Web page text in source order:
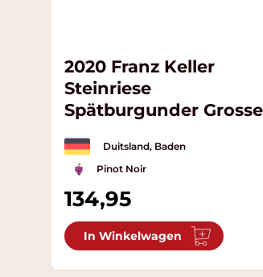
2020 Franz Keller
Steinriese
Spätburgunder
Duitsland, Baden
Pinot Noir
134,95
In Winkelwagen